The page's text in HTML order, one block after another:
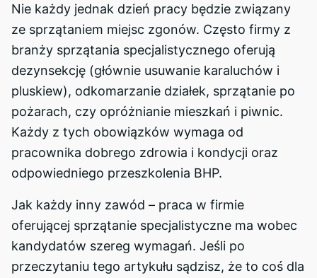
Nie każdy jednak dzień pracy będzie związany
ze sprzątaniem miejsc zgonów. Często firmy z
branży sprzątania specjalistycznego oferują
dezynsekcję (głównie usuwanie karaluchów i
pluskiew), odkomarzanie działek, sprzątanie po
pożarach, czy opróżnianie mieszkań i piwnic.
Każdy z tych obowiązków wymaga od
pracownika dobrego zdrowia i kondycji oraz
odpowiedniego przeszkolenia BHP.
Jak każdy inny zawód – praca w firmie
oferującej sprzątanie specjalistyczne ma wobec
kandydatów szereg wymagań. Jeśli po
przeczytaniu tego artykułu sądzisz, że to coś dla